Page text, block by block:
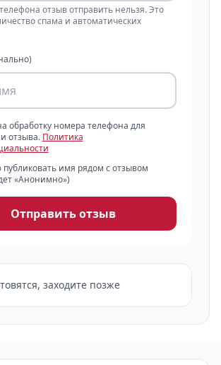
отзыв отправить нельзя. Это
спама и автоматических
обработку номера телефона для
отзыва. Политика
имя рядом с отзывом
«Анонимно»)
Отправить отзыв
заходите позже